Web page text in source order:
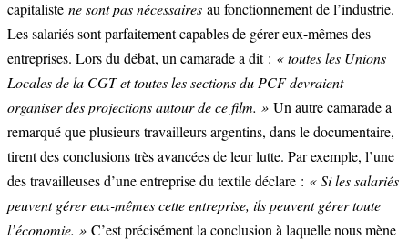
capitaliste ne sont pas nécessaires au fonctionnement de l’industrie.
Les salariés sont parfaitement capables de gérer eux-mêmes des
entreprises. Lors du débat, un camarade a dit : « toutes les Unions
Locales de la CGT et toutes les sections du PCF devraient
organiser des projections autour de ce film. » Un autre camarade a
remarqué que plusieurs travailleurs argentins, dans le documentaire,
tirent des conclusions très avancées de leur lutte. Par exemple, l’une
des travailleuses d’une entreprise du textile déclare : « Si les salariés
peuvent gérer eux-mêmes cette entreprise, ils peuvent gérer toute
l’économie. » C’est précisément la conclusion à laquelle nous mène